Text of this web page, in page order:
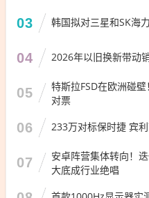
03 韩国拟对三星和SK海
04 2026年以旧换新带动
05
特斯拉FSD在欧洲碰
对票
06 233万对标保时捷 宾
07
安卓阵营集体转向！
大底成行业绝唱